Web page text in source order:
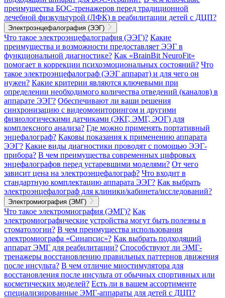
преимущества БОС-тренажеров перед традиционной
лечебной физкультурой (ЛФК) в реабилитации детей с ДЦП?
Электроэнцефалография (ЭЭГ)
Что такое электроэнцефалография (ЭЭГ)? Какие
преимущества и возможности предоставляет ЭЭГ в
функциональной диагностике? Как «BrainBit NeuroFit»
помогает в коррекции психоэмоциональных состояний? Что
такое электроэнцефалограф (ЭЭГ аппарат) и для чего он
нужен? Какие критерии являются ключевыми при
определении необходимого количества отведений (каналов) в
аппарате ЭЭГ? Обеспечивают ли ваши решения
синхронизацию с видеомониторингом и другими
физиологическими датчиками (ЭКГ, ЭМГ, ЭОГ) для
комплексного анализа? Где можно применять портативный
энцефалограф? Каковы показания к применению аппарата
ЭЭГ? Какие виды диагностики проводят с помощью ЭЭГ-
прибора? В чем преимущества современных цифровых
энцефалографов перед устаревшими моделями? От чего
зависит цена на электроэнцефалограф? Что входит в
стандартную комплектацию аппарата ЭЭГ? Как выбрать
электроэнцефалограф для клиники/кабинета/исследований?
Электромиография (ЭМГ)
Что такое электромиография (ЭМГ)? Как
электромиографические устройства могут быть полезны в
стоматологии? В чем преимущества использования
электромиографа «Синапсис»? Как выбрать подходящий
аппарат ЭМГ для реабилитации? Способствуют ли ЭМГ-
тренажеры восстановлению правильных паттернов движения
после инсульта? В чем отличие миостимулятора для
восстановления после инсульта от обычных спортивных или
косметических моделей? Есть ли в вашем ассортименте
специализированные ЭМГ-аппараты для детей с ДЦП?